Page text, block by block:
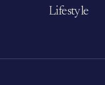
Lifestyle